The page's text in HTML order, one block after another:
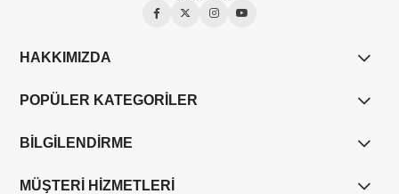
HAKKIMIZDA
POPÜLER KATEGORİLER
BİLGİLENDİRME
MÜŞTERİ HİZMETLERİ